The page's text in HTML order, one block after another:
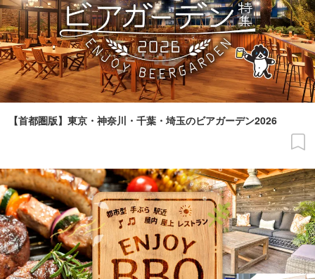
【首都圏版】東京・神奈川・千葉・埼玉のビアガーデン2026